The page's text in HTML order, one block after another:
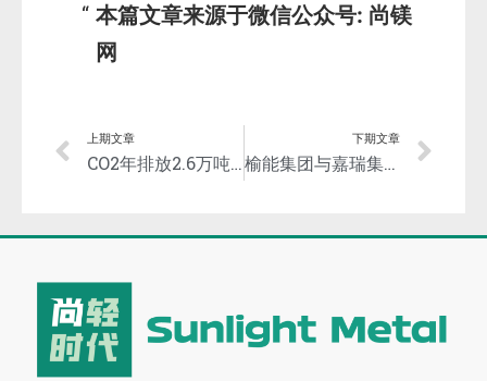
本篇文章来源于微信公众号: 尚镁
网
上期文章
CO2年排放2.6万吨以上的铝企都要报数据了！加强企业温室气体排放报告管理！
下期文章
榆能集团与嘉瑞集团签订战略合作框架协议 双方将在高端镁基材料及深加工等领域进行合作